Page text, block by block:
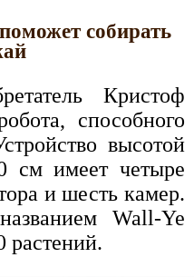
собирать
Кристоф
способного
высотой
имеет четыре
и шесть камер.
Wall-Ye
растений.